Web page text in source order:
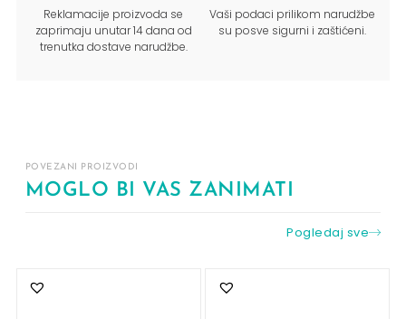
Reklamacije proizvoda se
zaprimaju unutar 14 dana od
trenutka dostave narudžbe.
Vaši podaci prilikom narudžbe
su posve sigurni i zaštićeni.
POVEZANI PROIZVODI
MOGLO BI VAS ZANIMATI
Pogledaj sve